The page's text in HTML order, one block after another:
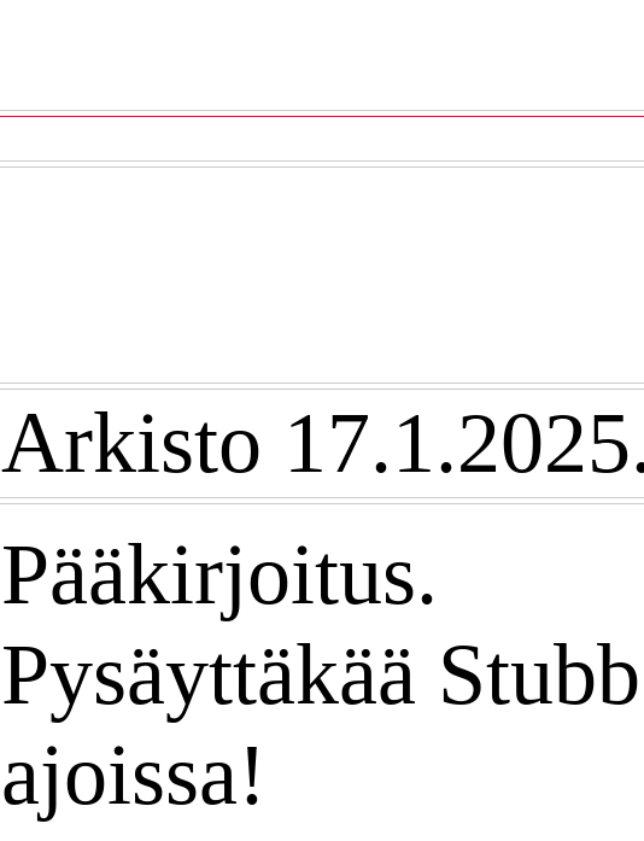
Arkisto
Pääkirjoitus.
Pysäyttäkää Stubb
ajoissa!